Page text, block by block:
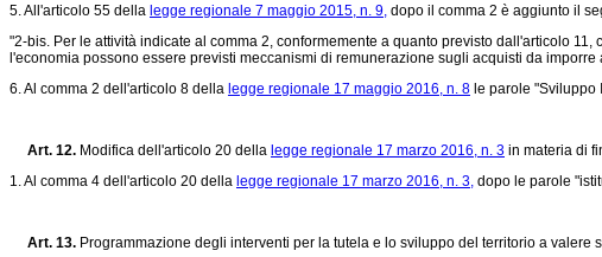
5. All'articolo 55 della legge regionale 7 maggio 2015, n. 9, dopo il comma 2 è aggiunto il
"2-bis. Per le attività indicate al comma 2, conformemente a quanto previsto dall'articolo 11,
l'economia possono essere previsti meccanismi di remunerazione sugli acquisti da
6. Al comma 2 dell'articolo 8 della legge regionale 17 maggio 2016, n. 8 le parole
Art. 12. Modifica dell'articolo 20 della legge regionale 17 marzo 2016, n. 3 in materia di
1. Al comma 4 dell'articolo 20 della legge regionale 17 marzo 2016, n. 3, dopo le parole
Art. 13. Programmazione degli interventi per la tutela e lo sviluppo del territorio a valere